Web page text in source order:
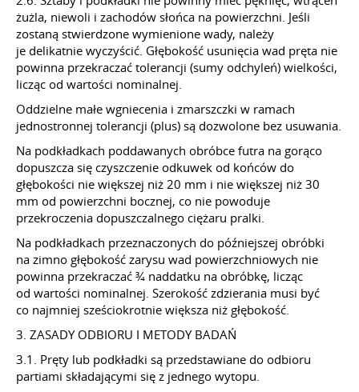
żużla, niewoli i zachodów słońca na powierzchni. Jeśli
zostaną stwierdzone wymienione wady, należy
je delikatnie wyczyścić. Głębokość usunięcia wad pręta nie
powinna przekraczać tolerancji (sumy odchyleń) wielkości,
licząc od wartości nominalnej.
Oddzielne małe wgniecenia i zmarszczki w ramach
jednostronnej tolerancji (plus) są dozwolone bez usuwania.
Na podkładkach poddawanych obróbce futra na gorąco
dopuszcza się czyszczenie odkuwek od końców do
głębokości nie większej niż 20 mm i nie większej niż 30
mm od powierzchni bocznej, co nie powoduje
przekroczenia dopuszczalnego ciężaru pralki.
Na podkładkach przeznaczonych do późniejszej obróbki
na zimno głębokość zarysu wad powierzchniowych nie
powinna przekraczać ¾ naddatku na obróbkę, licząc
od wartości nominalnej. Szerokość zdzierania musi być
co najmniej sześciokrotnie większa niż głębokość.
3. ZASADY ODBIORU I METODY BADAŃ
3.1. Pręty lub podkładki są przedstawiane do odbioru
partiami składającymi się z jednego wytopu.